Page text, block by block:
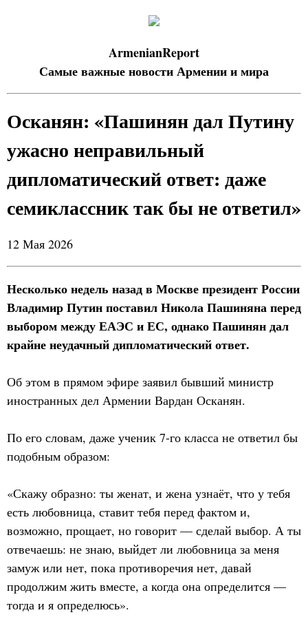
ArmenianReport
Самые важные новости Армении и мира
Осканян: «Пашинян дал Путину
ужасно неправильный
дипломатический ответ: даже
семиклассник так бы не ответил»
12 Мая 2026
Несколько недель назад в Москве президент России
Владимир Путин поставил Никола Пашиняна перед
выбором между ЕАЭС и ЕС, однако Пашинян дал
крайне неудачный дипломатический ответ.
Об этом в прямом эфире заявил бывший министр
иностранных дел Армении Вардан Осканян.
По его словам, даже ученик 7-го класса не ответил бы
подобным образом:
«Скажу образно: ты женат, и жена узнаёт, что у тебя
есть любовница, ставит тебя перед фактом и,
возможно, прощает, но говорит — сделай выбор. А ты
отвечаешь: не знаю, выйдет ли любовница за меня
замуж или нет, пока противоречия нет, давай
продолжим жить вместе, а когда она определится —
тогда и я определюсь».